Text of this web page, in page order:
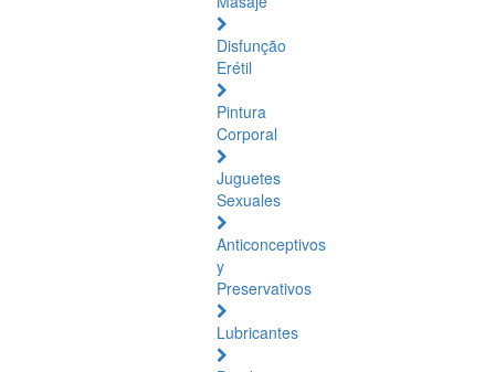
Disfunção
Erétil
Pintura
Corporal
Juguetes
Sexuales
Anticonceptivos
y
Preservativos
Lubricantes